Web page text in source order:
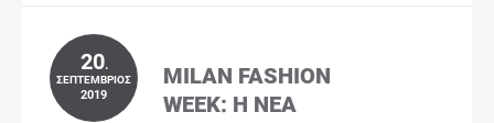
20.
ΣΕΠΤΈΜΒΡΙΟΣ
2019
MILAN FASHION
WEEK: Η ΝΈΑ